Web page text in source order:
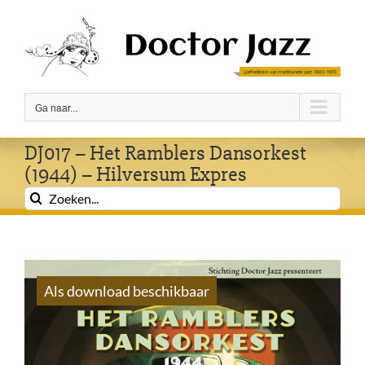
inhoud
Ga naar...
DJ017 – Het Ramblers Dansorkest
(1944) – Hilversum Expres
Zoeken
naar:
Als download beschikbaar